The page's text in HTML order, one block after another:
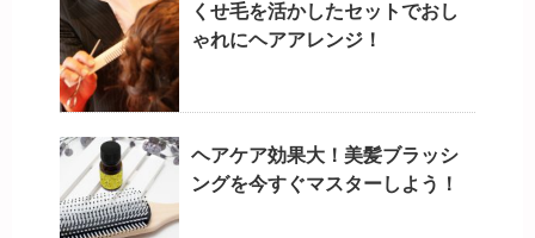
くせ毛を活かしたセットでおし
ゃれにヘアアレンジ！
ヘアケア効果大！美髪ブラッシ
ングを今すぐマスターしよう！